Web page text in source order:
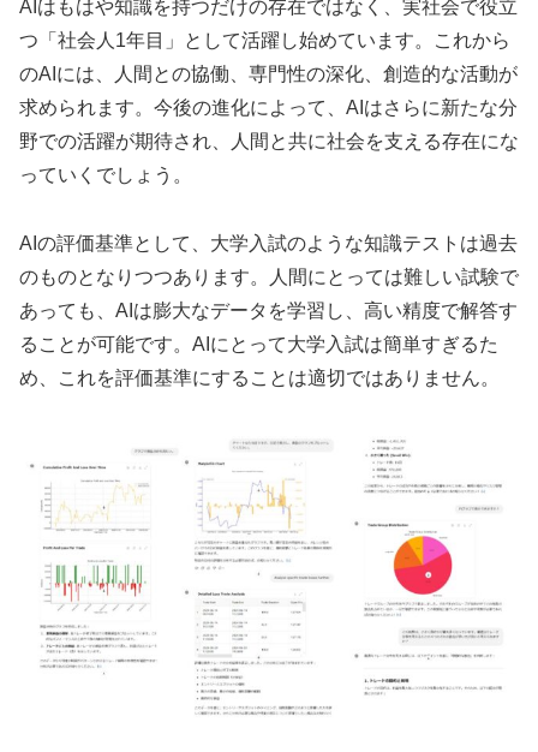
AIはもはや知識を持つだけの存在ではなく、実社会で役立
つ「社会人1年目」として活躍し始めています。これから
のAIには、人間との協働、専門性の深化、創造的な活動が
求められます。今後の進化によって、AIはさらに新たな分
野での活躍が期待され、人間と共に社会を支える存在にな
っていくでしょう。
AIの評価基準として、大学入試のような知識テストは過去
のものとなりつつあります。人間にとっては難しい試験で
あっても、AIは膨大なデータを学習し、高い精度で解答す
ることが可能です。AIにとって大学入試は簡単すぎるた
め、これを評価基準にすることは適切ではありません。